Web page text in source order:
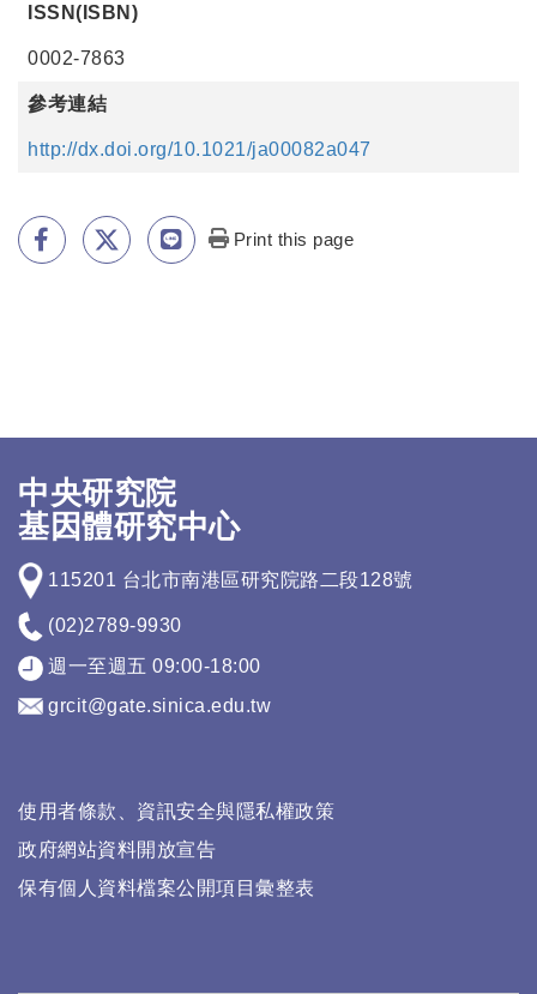
ISSN(ISBN)
0002-7863
參考連結
http://dx.doi.org/10.1021/ja00082a047
Print this page
中央研究院
基因體研究中心
115201 台北市南港區研究院路二段128號
(02)2789-9930
週一至週五 09:00-18:00
grcit@gate.sinica.edu.tw
使用者條款、資訊安全與隱私權政策
政府網站資料開放宣告
保有個人資料檔案公開項目彙整表